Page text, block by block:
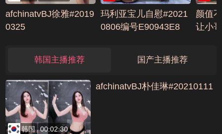
afchinatvBJ徐雅#2019
0325
玛利亚宝儿自慰#2021
0806编号E90943E8
颜值
让小
韩国主播推荐 国产主播推荐
韩国 00:02:30
afchinatvBJ朴佳琳#20210111